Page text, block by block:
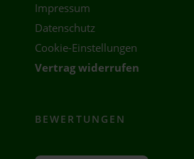
Impressum
Datenschutz
Cookie-Einstellungen
Vertrag widerrufen
BEWERTUNGEN